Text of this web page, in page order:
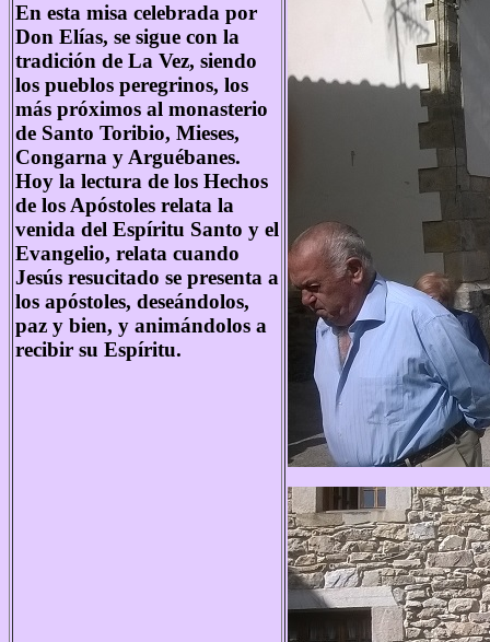
En esta misa celebrada por
Don Elías, se sigue con la
tradición de La Vez, siendo
los pueblos peregrinos, los
más próximos al monasterio
de Santo Toribio, Mieses,
Congarna y Arguébanes.
Hoy la lectura de los Hechos
de los Apóstoles relata la
venida del Espíritu Santo y el
Evangelio, relata cuando
Jesús resucitado se presenta a
los apóstoles, deseándolos,
paz y bien, y animándolos a
recibir su Espíritu.